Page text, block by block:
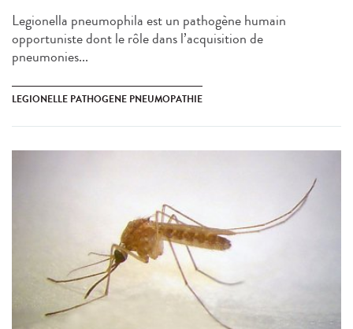
Legionella pneumophila est un pathogène humain
opportuniste dont le rôle dans l’acquisition de
pneumonies...
LEGIONELLE PATHOGENE PNEUMOPATHIE